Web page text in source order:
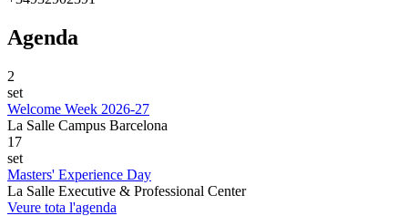
Agenda
2
set
Welcome Week 2026-27
La Salle Campus Barcelona
17
set
Masters' Experience Day
La Salle Executive & Professional Center
Veure tota l'agenda